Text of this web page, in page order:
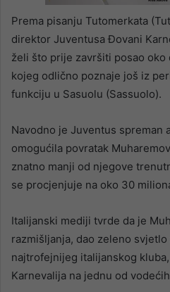
Prema pisanju Tutomerkata
direktor Juventusa Đovani
želi što prije završiti posao oko
kojeg odlično poznaje još iz
funkciju u Sasuolu (Sassuolo).
Navodno je Juventus spreman
omogućila povratak
znatno manji od njegove
se procjenjuje na oko 30
Italijanski mediji tvrde da je
razmišljanja, dao zeleno
najtrofejnijeg italijanskog
Karnevalija na jednu od